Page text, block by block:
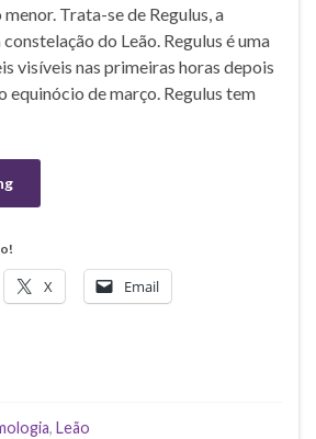
Trata-se de Regulus, a
do Leão. Regulus é uma
visíveis nas primeiras horas depois
equinócio de março. Regulus tem
X Email
, Leão